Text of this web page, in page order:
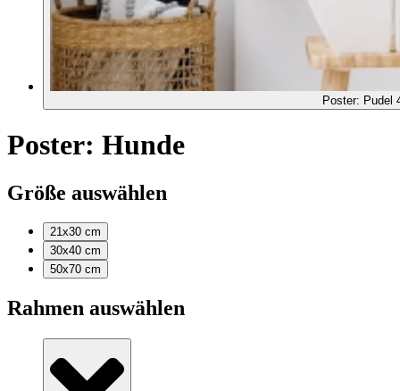
Poster: Pudel
Poster: Hunde
Größe auswählen
21x30 cm
30x40 cm
50x70 cm
Rahmen auswählen